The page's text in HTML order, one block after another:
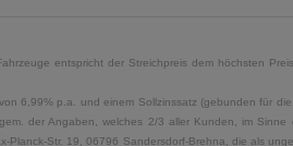
entspricht der Streichpreis dem höchsten
6,99% p.a. und einem Sollzinssatz (gebunden für die
der Angaben, welches 2/3 aller Kunden, im
Str. 19, 06796 Sandersdorf-Brehna, die als